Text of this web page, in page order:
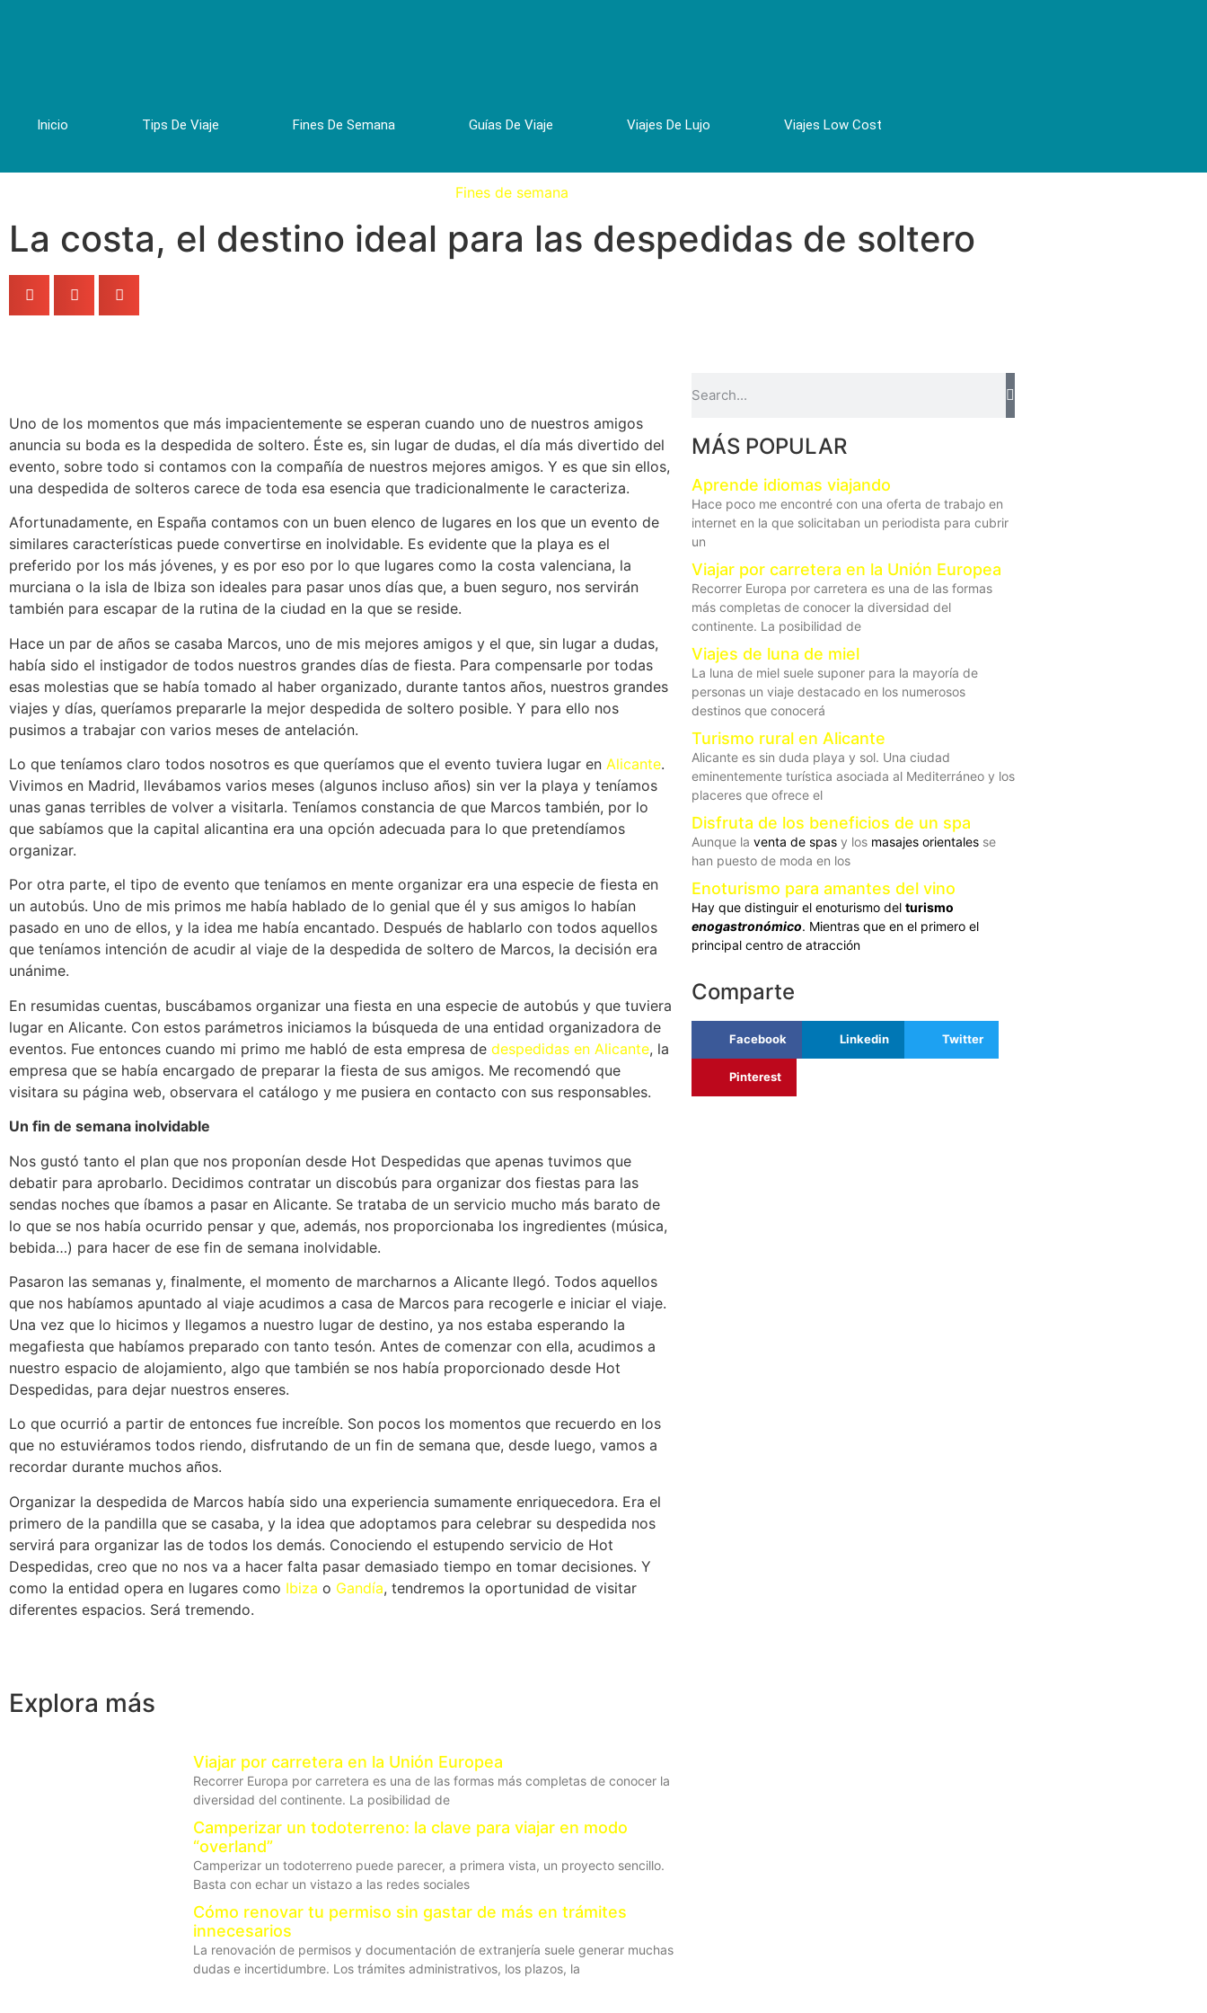
Inicio Tips De Viaje Fines De Semana Guías De Viaje Viajes De Lujo Viajes Low Cost
Fines de semana
La costa, el destino ideal para las despedidas de soltero
Uno de los momentos que más impacientemente se esperan cuando uno de nuestros amigos
anuncia su boda es la despedida de soltero. Éste es, sin lugar de dudas, el día más divertido del
evento, sobre todo si contamos con la compañía de nuestros mejores amigos. Y es que sin ellos,
una despedida de solteros carece de toda esa esencia que tradicionalmente le caracteriza.
Afortunadamente, en España contamos con un buen elenco de lugares en los que un evento de
similares características puede convertirse en inolvidable. Es evidente que la playa es el
preferido por los más jóvenes, y es por eso por lo que lugares como la costa valenciana, la
murciana o la isla de Ibiza son ideales para pasar unos días que, a buen seguro, nos servirán
también para escapar de la rutina de la ciudad en la que se reside.
Hace un par de años se casaba Marcos, uno de mis mejores amigos y el que, sin lugar a dudas,
había sido el instigador de todos nuestros grandes días de fiesta. Para compensarle por todas
esas molestias que se había tomado al haber organizado, durante tantos años, nuestros grandes
viajes y días, queríamos prepararle la mejor despedida de soltero posible. Y para ello nos
pusimos a trabajar con varios meses de antelación.
Lo que teníamos claro todos nosotros es que queríamos que el evento tuviera lugar en Alicante.
Vivimos en Madrid, llevábamos varios meses (algunos incluso años) sin ver la playa y teníamos
unas ganas terribles de volver a visitarla. Teníamos constancia de que Marcos también, por lo
que sabíamos que la capital alicantina era una opción adecuada para lo que pretendíamos
organizar.
Por otra parte, el tipo de evento que teníamos en mente organizar era una especie de fiesta en
un autobús. Uno de mis primos me había hablado de lo genial que él y sus amigos lo habían
pasado en uno de ellos, y la idea me había encantado. Después de hablarlo con todos aquellos
que teníamos intención de acudir al viaje de la despedida de soltero de Marcos, la decisión era
unánime.
En resumidas cuentas, buscábamos organizar una fiesta en una especie de autobús y que tuviera
lugar en Alicante. Con estos parámetros iniciamos la búsqueda de una entidad organizadora de
eventos. Fue entonces cuando mi primo me habló de esta empresa de despedidas en Alicante, la
empresa que se había encargado de preparar la fiesta de sus amigos. Me recomendó que
visitara su página web, observara el catálogo y me pusiera en contacto con sus responsables.
Un fin de semana inolvidable
Nos gustó tanto el plan que nos proponían desde Hot Despedidas que apenas tuvimos que
debatir para aprobarlo. Decidimos contratar un discobús para organizar dos fiestas para las
sendas noches que íbamos a pasar en Alicante. Se trataba de un servicio mucho más barato de
lo que se nos había ocurrido pensar y que, además, nos proporcionaba los ingredientes (música,
bebida…) para hacer de ese fin de semana inolvidable.
Pasaron las semanas y, finalmente, el momento de marcharnos a Alicante llegó. Todos aquellos
que nos habíamos apuntado al viaje acudimos a casa de Marcos para recogerle e iniciar el viaje.
Una vez que lo hicimos y llegamos a nuestro lugar de destino, ya nos estaba esperando la
megafiesta que habíamos preparado con tanto tesón. Antes de comenzar con ella, acudimos a
nuestro espacio de alojamiento, algo que también se nos había proporcionado desde Hot
Despedidas, para dejar nuestros enseres.
Lo que ocurrió a partir de entonces fue increíble. Son pocos los momentos que recuerdo en los
que no estuviéramos todos riendo, disfrutando de un fin de semana que, desde luego, vamos a
recordar durante muchos años.
Organizar la despedida de Marcos había sido una experiencia sumamente enriquecedora. Era el
primero de la pandilla que se casaba, y la idea que adoptamos para celebrar su despedida nos
servirá para organizar las de todos los demás. Conociendo el estupendo servicio de Hot
Despedidas, creo que no nos va a hacer falta pasar demasiado tiempo en tomar decisiones. Y
como la entidad opera en lugares como Ibiza o Gandía, tendremos la oportunidad de visitar
diferentes espacios. Será tremendo.
Explora más
Viajar por carretera en la Unión Europea
Recorrer Europa por carretera es una de las formas más completas de conocer la
diversidad del continente. La posibilidad de
Camperizar un todoterreno: la clave para viajar en modo
“overland”
Camperizar un todoterreno puede parecer, a primera vista, un proyecto sencillo.
Basta con echar un vistazo a las redes sociales
Cómo renovar tu permiso sin gastar de más en trámites
innecesarios
La renovación de permisos y documentación de extranjería suele generar muchas
dudas e incertidumbre. Los trámites administrativos, los plazos, la
MÁS POPULAR
Aprende idiomas viajando
Hace poco me encontré con una oferta de trabajo en
internet en la que solicitaban un periodista para cubrir
un
Viajar por carretera en la Unión Europea
Recorrer Europa por carretera es una de las formas
más completas de conocer la diversidad del
continente. La posibilidad de
Viajes de luna de miel
La luna de miel suele suponer para la mayoría de
personas un viaje destacado en los numerosos
destinos que conocerá
Turismo rural en Alicante
Alicante es sin duda playa y sol. Una ciudad
eminentemente turística asociada al Mediterráneo y los
placeres que ofrece el
Disfruta de los beneficios de un spa
Aunque la venta de spasy los masajes orientalesse
han puesto de moda en los
Enoturismo para amantes del vino
Hay que distinguir el enoturismo del turismo
enogastronómico. Mientras que en el primero el
principal centro de atracción
Comparte
Facebook Linkedin Twitter
Pinterest